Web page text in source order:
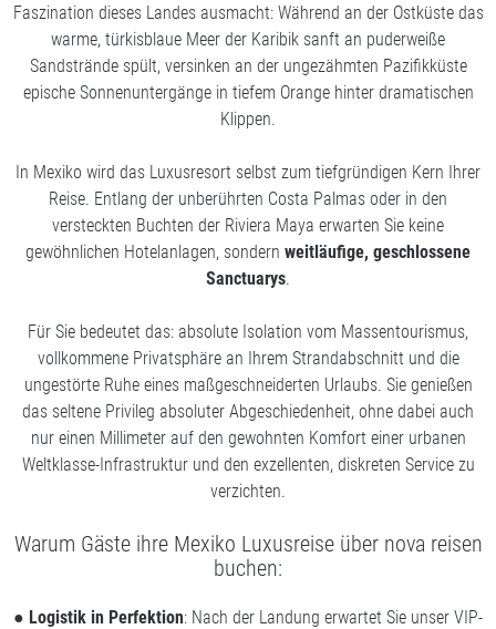
Faszination dieses Landes ausmacht: Während an der Ostküste das
warme, türkisblaue Meer der Karibik sanft an puderweiße
Sandstrände spült, versinken an der ungezähmten Pazifikküste
epische Sonnenuntergänge in tiefem Orange hinter dramatischen
Klippen.
In Mexiko wird das Luxusresort selbst zum tiefgründigen Kern Ihrer
Reise. Entlang der unberührten Costa Palmas oder in den
versteckten Buchten der Riviera Maya erwarten Sie keine
gewöhnlichen Hotelanlagen, sondern weitläufige, geschlossene
Sanctuarys.
Für Sie bedeutet das: absolute Isolation vom Massentourismus,
vollkommene Privatsphäre an Ihrem Strandabschnitt und die
ungestörte Ruhe eines maßgeschneiderten Urlaubs. Sie genießen
das seltene Privileg absoluter Abgeschiedenheit, ohne dabei auch
nur einen Millimeter auf den gewohnten Komfort einer urbanen
Weltklasse-Infrastruktur und den exzellenten, diskreten Service zu
verzichten.
Warum Gäste ihre Mexiko Luxusreise über nova reisen
buchen:
● Logistik in Perfektion: Nach der Landung erwartet Sie unser VIP-